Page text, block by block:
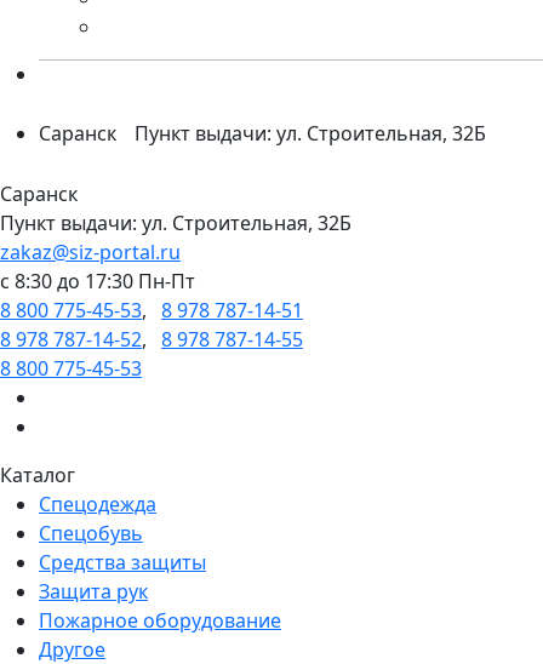
Саранск Пункт выдачи: ул. Строительная, 32Б
Саранск
Пункт выдачи: ул. Строительная, 32Б
zakaz@siz-portal.ru
c 8:30 до 17:30 Пн-Пт
8 800 775-45-53, 8 978 787-14-51
8 978 787-14-52, 8 978 787-14-55
8 800 775-45-53
Каталог
Спецодежда
Спецобувь
Средства защиты
Защита рук
Пожарное оборудование
Другое